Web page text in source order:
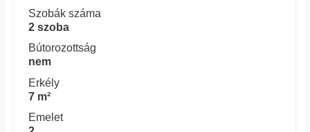
Szobák száma
2 szoba
Bútorozottság
nem
Erkély
7 m²
Emelet